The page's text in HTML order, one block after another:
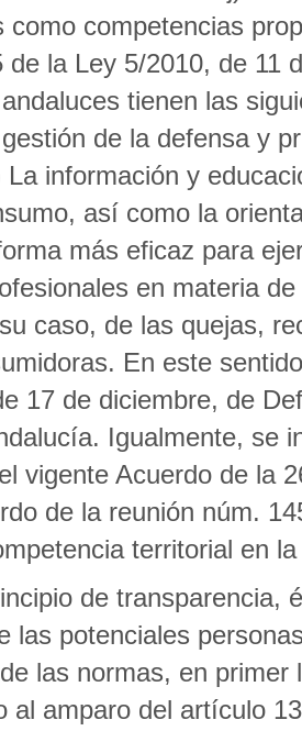
como competencias
de la Ley 5/2010, de 11
tienen las
de la defensa y
La información y
así como la
más eficaz para
en materia
caso, de las quejas,
En este
17 de diciembre, de
Igualmente, se
vigente Acuerdo de la
de la reunión núm.
territorial en
de transparencia,
las potenciales
las normas, en
al amparo del artículo